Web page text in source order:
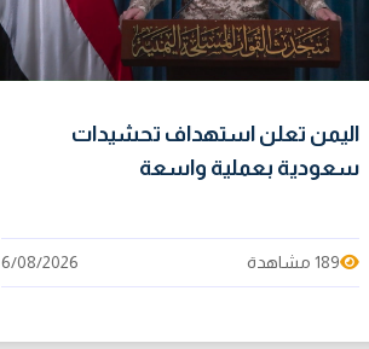
اليمن تعلن استهداف تحشيدات
سعودية بعملية واسعة
189 مشاهدة 6/08/2026